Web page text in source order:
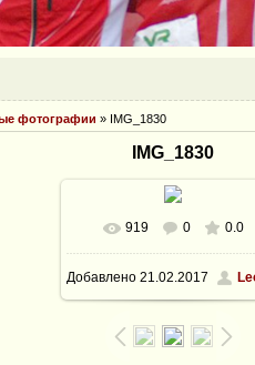
фотографии » IMG_1830
IMG_1830
В реальном размере
800x600/ 239.2Kb
919 0 0.0
Добавлено 21.02.2017